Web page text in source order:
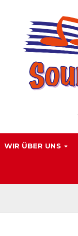
WIR ÜBER UNS